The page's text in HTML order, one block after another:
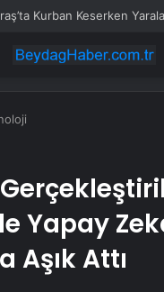
Kurban Keserken
Yapay
Aşık Attı